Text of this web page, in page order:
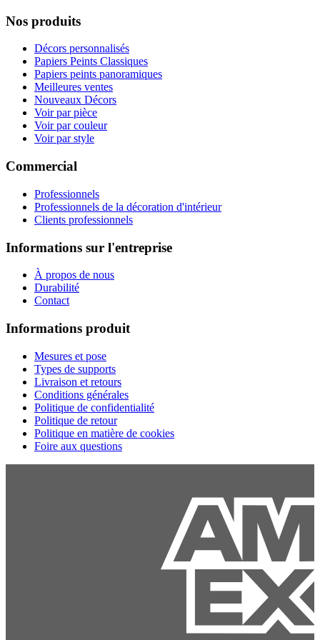
Nos produits
Décors personnalisés
Papiers Peints Classiques
Papiers peints panoramiques
Meilleures ventes
Nouveaux Décors
Voir par pièce
Voir par couleur
Voir par style
Commercial
Professionnels
Professionnels de la décoration d'intérieur
Clients professionnels
Informations sur l'entreprise
À propos de nous
Durabilité
Contact
Informations produit
Mesures et pose
Types de supports
Livraison et retours
Conditions générales
Politique de confidentialité
Politique de retour
Politique en matière de cookies
Foire aux questions